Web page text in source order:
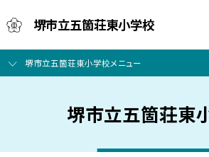
堺市立五箇荘東小学校
堺市立五箇荘東小学校メニュー
堺市立五箇荘東